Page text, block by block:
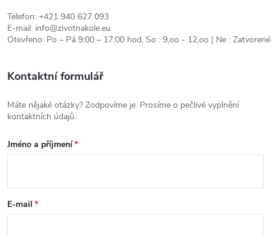
Telefon: +421 940 627 093
E-mail: info@zivotnakole.eu
Otevřeno: Po – Pá 9:00 – 17:00 hod, So : 9,oo - 12,oo | Ne : Zatvorené
Kontaktní formulář
Máte nějaké otázky? Zodpovíme je. Prosíme o pečlivé vyplnění
kontaktních údajů.
Jméno a příjmení
E-mail